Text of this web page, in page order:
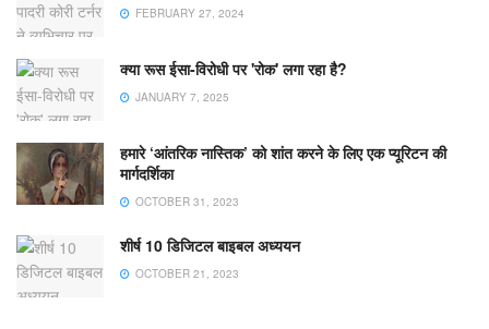
FEBRUARY 27, 2024
क्या रूस ईसा-विरोधी पर 'रोक' लगा रहा है?
JANUARY 7, 2025
हमारे ‘आंतरिक नास्तिक’ को शांत करने के लिए एक प्यूरिटन की
मार्गदर्शिका
OCTOBER 31, 2023
शीर्ष 10 डिजिटल बाइबल अध्ययन
OCTOBER 21, 2023